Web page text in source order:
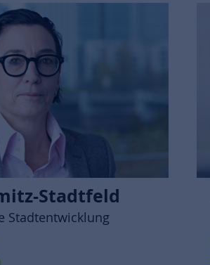
Stadtfeld
Stadtentwicklung